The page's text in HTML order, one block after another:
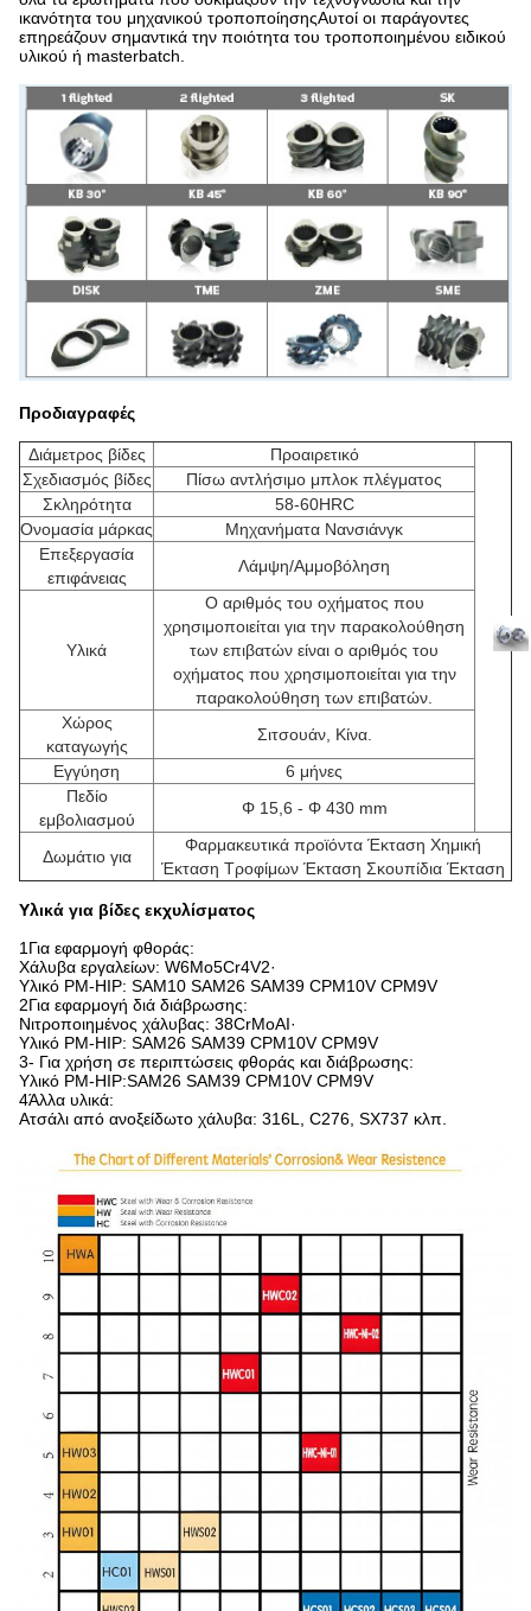
ικανότητα του μηχανικού τροποποίησηςΑυτοί οι παράγοντες
επηρεάζουν σημαντικά την ποιότητα του τροποποιημένου ειδικού
υλικού ή masterbatch.
Προδιαγραφές
Διάμετρος βίδες
Προαιρετικό
Σχεδιασμός βίδες
Πίσω αντλήσιμο μπλοκ πλέγματος
Σκληρότητα
58-60HRC
Ονομασία μάρκας
Μηχανήματα Νανσιάνγκ
Επεξεργασία
επιφάνειας
Λάμψη/Αμμοβόληση
Υλικά
Ο αριθμός του οχήματος που
χρησιμοποιείται για την παρακολούθηση
των επιβατών είναι ο αριθμός του
οχήματος που χρησιμοποιείται για την
παρακολούθηση των επιβατών.
Χώρος
καταγωγής
Σιτσουάν, Κίνα.
Εγγύηση
6 μήνες
Πεδίο
εμβολιασμού
Φ 15,6 - Φ 430 mm
Δωμάτιο για
Φαρμακευτικά προϊόντα Έκταση Χημική
Έκταση Τροφίμων Έκταση Σκουπίδια Έκταση
Υλικά για βίδες εκχυλίσματος
1Για εφαρμογή φθοράς:
Χάλυβα εργαλείων: W6Mo5Cr4V2·
Υλικό PM-HIP: SAM10 SAM26 SAM39 CPM10V CPM9V
2Για εφαρμογή διά διάβρωσης:
Νιτροποιημένος χάλυβας: 38CrMoAI·
Υλικό PM-HIP: SAM26 SAM39 CPM10V CPM9V
3- Για χρήση σε περιπτώσεις φθοράς και διάβρωσης:
Υλικό PM-HIP:SAM26 SAM39 CPM10V CPM9V
4Άλλα υλικά:
Ατσάλι από ανοξείδωτο χάλυβα: 316L, C276, SX737 κλπ.